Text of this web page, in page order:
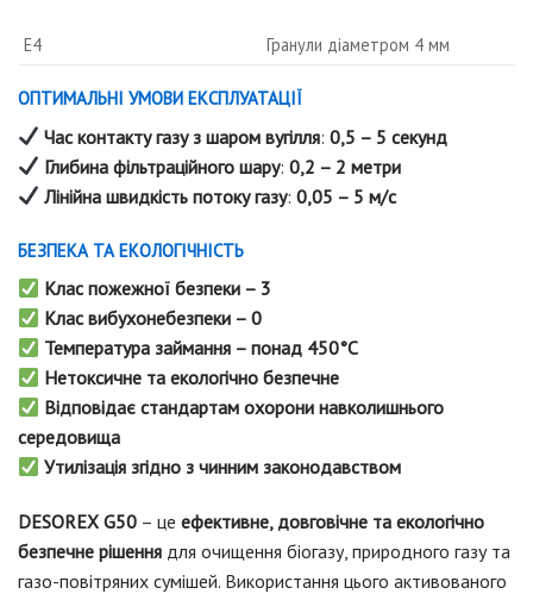
E4 Гранули діаметром 4 мм
ОПТИМАЛЬНІ УМОВИ ЕКСПЛУАТАЦІЇ
Час контакту газу з шаром вугілля:0,5 – 5 секунд
Глибина фільтраційного шару:0,2 – 2 метри
Лінійна швидкість потоку газу:0,05 – 5 м/с
БЕЗПЕКА ТА ЕКОЛОГІЧНІСТЬ
Клас пожежної безпеки – 3
Клас вибухонебезпеки – 0
Температура займання – понад 450°C
Нетоксичне та екологічно безпечне
Відповідає стандартам охорони навколишнього
середовища
Утилізація згідно з чинним законодавством
DESOREX G50 – це ефективне, довговічне та екологічно
безпечне рішення для очищення біогазу, природного газу та
газо-повітряних сумішей. Використання цього активованого